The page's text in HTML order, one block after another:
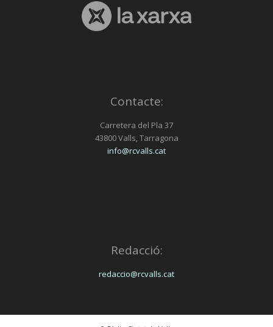
Contacte:
Carretera del Pla 37
43800 Valls, Tarragona
info@rcvalls.cat
Redacció:
redaccio@rcvalls.cat